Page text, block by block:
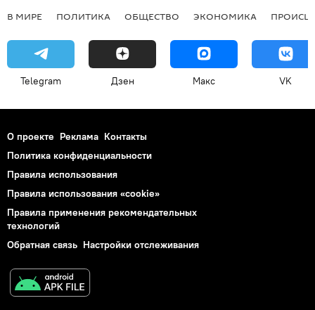
В МИРЕ ПОЛИТИКА ОБЩЕСТВО ЭКОНОМИКА
Telegram Дзен Макс VK
О проекте Реклама Контакты
Политика конфиденциальности
Правила использования
Правила использования «cookie»
Правила применения рекомендательных
технологий
Обратная связь Настройки отслеживания